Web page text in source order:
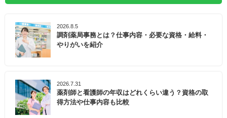
2026.8.5
調剤薬局事務とは？仕事内容・必要な資格・給料・
やりがいを紹介
2026.7.31
薬剤師と看護師の年収はどれくらい違う？資格の取
得方法や仕事内容も比較